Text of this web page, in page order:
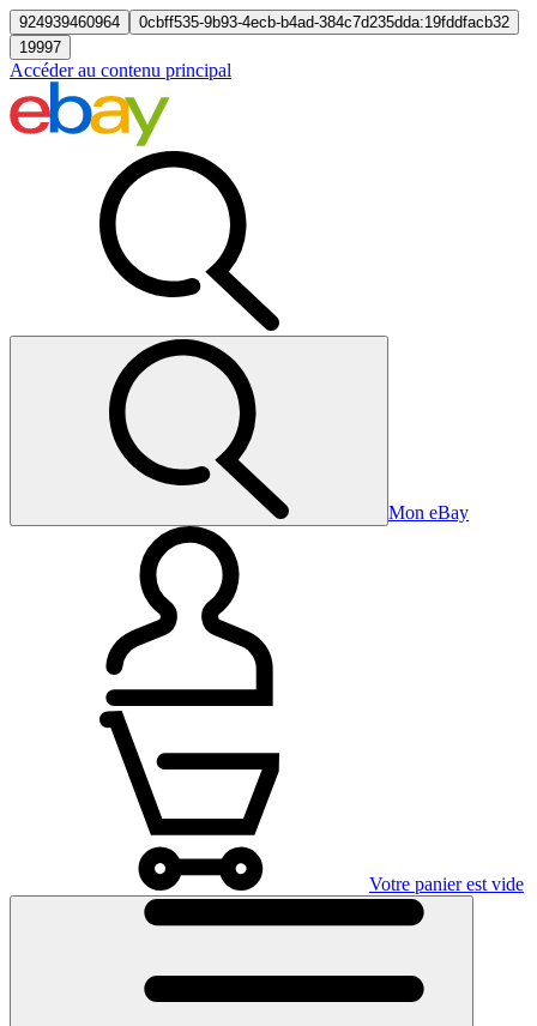
924939460964
0cbff535-9b93-4ecb-b4ad-384c7d235dda:19fddfacb32
19997
Accéder au contenu principal
Mon eBay
Votre panier est vide